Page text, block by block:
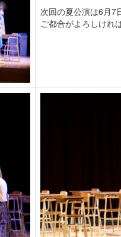
次回の夏公演は6月7
ご都合がよろしけれ